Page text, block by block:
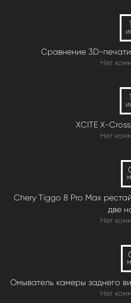
Сравнение 3D-
Нет
XCITE X-
Нет
Chery Tiggo 8 Pro Max
две
Нет
Омыватель камеры заднего
Нет